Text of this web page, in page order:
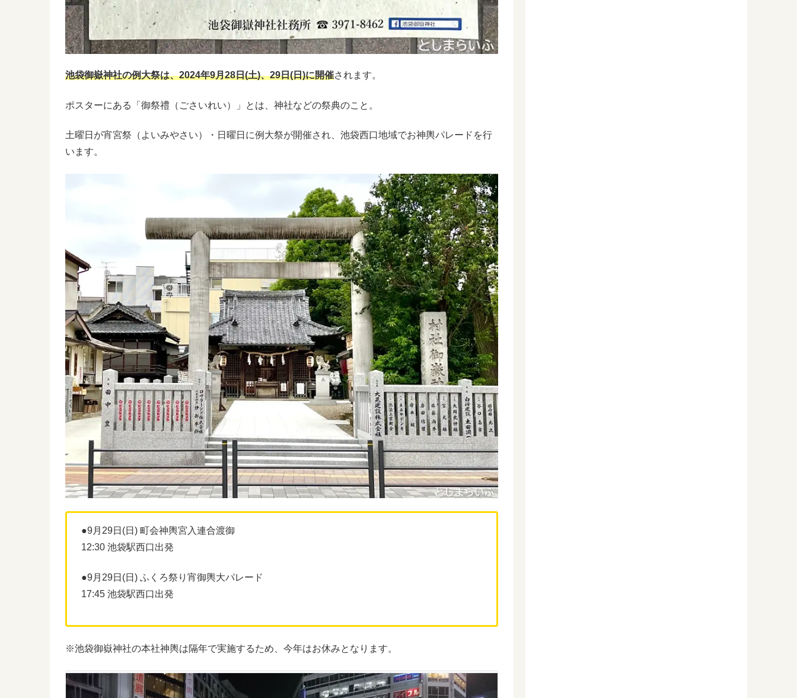
池袋御嶽神社の例大祭は、2024年9月28日(土)、29日(日)に開催されます。
ポスターにある「御祭禮（ごさいれい）」とは、神社などの祭典のこと。
土曜日が宵宮祭（よいみやさい）・日曜日に例大祭が開催され、池袋西口地域でお神輿パレードを行
います。
●9月29日(日) 町会神輿宮入連合渡御
12:30 池袋駅西口出発
●9月29日(日) ふくろ祭り宵御輿大パレード
17:45 池袋駅西口出発
※池袋御嶽神社の本社神輿は隔年で実施するため、今年はお休みとなります。